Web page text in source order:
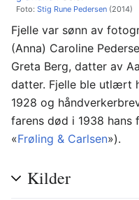
Foto: Stig Rune Pedersen (2014)
Fjelle var sønn av
(Anna) Caroline
Greta Berg, datter av
datter. Fjelle ble utlært
1928 og
farens død i 1938 hans
«Frøling & Carlsen»).
Kilder